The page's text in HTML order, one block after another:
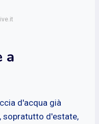
a
d'acqua già
sopratutto d'estate,